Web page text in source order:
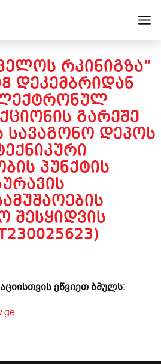
ᲠᲙᲘᲜᲘᲒᲖᲐ”
ᲓᲔᲙᲔᲛᲑᲠᲘᲓᲐᲜ
ᲒᲐᲠᲔᲨᲔ
ᲡᲐᲕᲐᲒᲝᲜᲝ ᲓᲔᲞᲝᲡ
ᲞᲣᲜᲥᲢᲘᲡ
ᲨᲔᲡᲧᲘᲓᲕᲘᲡ
ეწვიეთ ბმულს: